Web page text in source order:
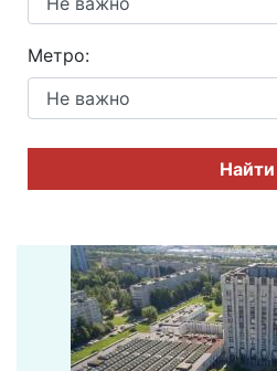
Метро:
Найти